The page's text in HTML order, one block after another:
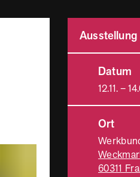
Ausstellung
Datum
12.11. –
Ort
60311